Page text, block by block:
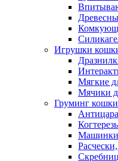
Игрушки
Мягкие
Мячики
Груминг кошки
Машинки